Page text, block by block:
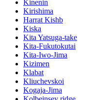
Kinenin
Kirishima
Harrat Kishb
Kiska
Kita Yatsuga-take
Kita-Fukutokutai
Kita-Iwo-Jima
Kizimen
Klabat
Kliuchevskoi
Kogaja-Jima